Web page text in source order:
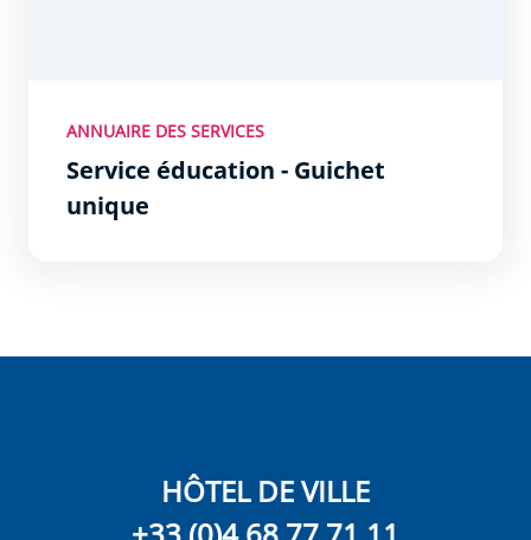
ANNUAIRE DES SERVICES
Service éducation - Guichet
unique
HÔTEL DE VILLE